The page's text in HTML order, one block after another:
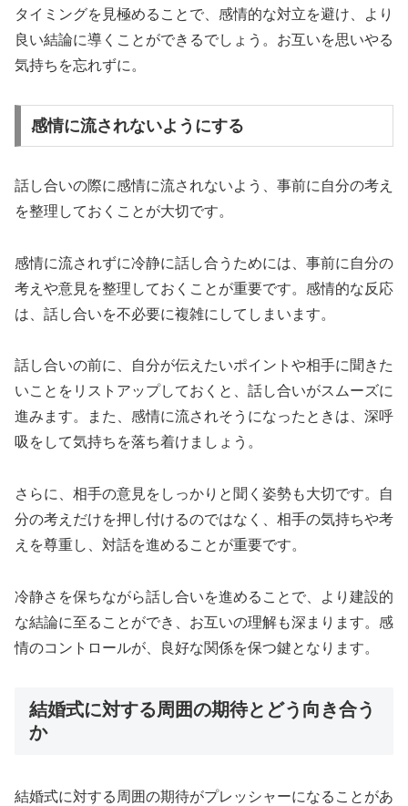
タイミングを見極めることで、感情的な対立を避け、より
良い結論に導くことができるでしょう。お互いを思いやる
気持ちを忘れずに。
感情に流されないようにする
話し合いの際に感情に流されないよう、事前に自分の考え
を整理しておくことが大切です。
感情に流されずに冷静に話し合うためには、事前に自分の
考えや意見を整理しておくことが重要です。感情的な反応
は、話し合いを不必要に複雑にしてしまいます。
話し合いの前に、自分が伝えたいポイントや相手に聞きた
いことをリストアップしておくと、話し合いがスムーズに
進みます。また、感情に流されそうになったときは、深呼
吸をして気持ちを落ち着けましょう。
さらに、相手の意見をしっかりと聞く姿勢も大切です。自
分の考えだけを押し付けるのではなく、相手の気持ちや考
えを尊重し、対話を進めることが重要です。
冷静さを保ちながら話し合いを進めることで、より建設的
な結論に至ることができ、お互いの理解も深まります。感
情のコントロールが、良好な関係を保つ鍵となります。
結婚式に対する周囲の期待とどう向き合う
か
結婚式に対する周囲の期待がプレッシャーになることがあ